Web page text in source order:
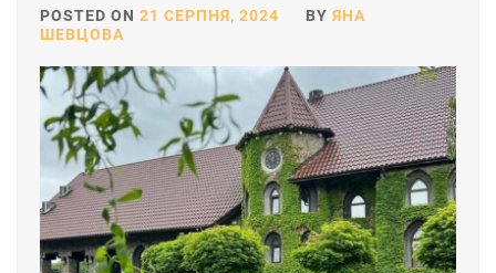
POSTED ON 21 СЕРПНЯ, 2024 BY ЯНА
ШЕВЦОВА